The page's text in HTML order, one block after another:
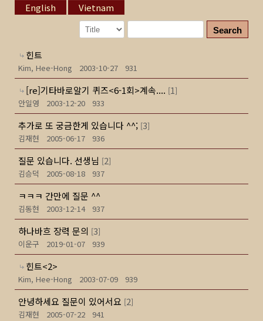
English Vietnam
Search
힌트
Kim, Hee-Hong 2003-10-27 931
[re]기타바로알기 퀴즈<6-1회>계속.... [1]
안일영
2003-12-20 933
추가로 또 궁금한게 있습니다 ^^; [3]
김재현
2005-06-17 936
질문 있습니다. 선생님 [2]
김승덕
2005-08-18 937
ㅋㅋㅋ 간만에 질문 ^^
김동현 2003-12-14 937
하나바흐 장력 문의 [3]
이운구
2019-01-07 939
힌트<2>
Kim, Hee-Hong 2003-07-09 939
안녕하세요 질문이 있어서요 [2]
김재현
2005-07-22 941